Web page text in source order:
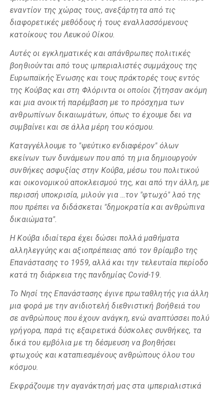
εναντίον της χώρας τους, ανεξάρτητα από τις
διαφορετικές μεθόδους ή τους εναλλασσόμενους
κατοίκους του Λευκού Οίκου.
Αυτές οι εγκληματικές και απάνθρωπες πολιτικές
βοηθιούνται από τους ιμπεριαλιστές συμμάχους της
Ευρωπαϊκής Ένωσης και τους πράκτορές τους εντός
της Κούβας και στη Φλόριντα οι οποίοι ζήτησαν ακόμη
και μια ανοικτή παρέμβαση με το πρόσχημα των
ανθρωπίνων δικαιωμάτων, όπως το έχουμε δει να
συμβαίνει και σε άλλα μέρη του κόσμου.
Καταγγέλλουμε το "ψεύτικο ενδιαφέρον" όλων
εκείνων των δυνάμεων που από τη μια δημιουργούν
συνθήκες ασφυξίας στην Κούβα, μέσω του πολιτικού
και οικονομικού αποκλεισμού της, και από την άλλη, με
περισσή υποκρισία, μιλούν για …τον "φτωχό" λαό της
που πρέπει να διδάσκεται "δημοκρατία και ανθρώπινα
δικαιώματα".
Η Κούβα ιδιαίτερα έχει δώσει πολλά μαθήματα
αλληλεγγύης και αξιοπρέπειας από τον θρίαμβο της
Επανάστασης το 1959, αλλά και την τελευταία περίοδο
κατά τη διάρκεια της πανδημίας Covid-19.
Το Νησί της Επανάστασης έγινε πρωταθλητής για άλλη
μια φορά με την ανιδιοτελή διεθνιστική βοήθειά του
σε ανθρώπους που έχουν ανάγκη, ενώ αναπτύσσει πολύ
γρήγορα, παρά τις εξαιρετικά δύσκολες συνθήκες, τα
δικά του εμβόλια με τη δέσμευση να βοηθήσει
φτωχούς και καταπιεσμένους ανθρώπους όλου του
κόσμου.
Εκφράζουμε την αγανάκτησή μας στα ιμπεριαλιστικά